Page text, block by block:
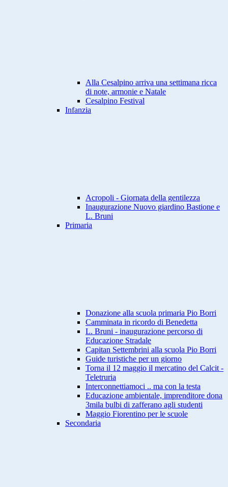
Alla Cesalpino arriva una settimana ricca
di note, armonie e Natale
Cesalpino Festival
Infanzia
Acropoli - Giornata della gentilezza
Inaugurazione Nuovo giardino Bastione e
L. Bruni
Primaria
Donazione alla scuola primaria Pio Borri
Camminata in ricordo di Benedetta
L. Bruni - inaugurazione percorso di
Educazione Stradale
Capitan Settembrini alla scuola Pio Borri
Guide turistiche per un giorno
Torna il 12 maggio il mercatino del Calcit -
Teletruria
Interconnettiamoci .. ma con la testa
Educazione ambientale, imprenditore dona
3mila bulbi di zafferano agli studenti
Maggio Fiorentino per le scuole
Secondaria